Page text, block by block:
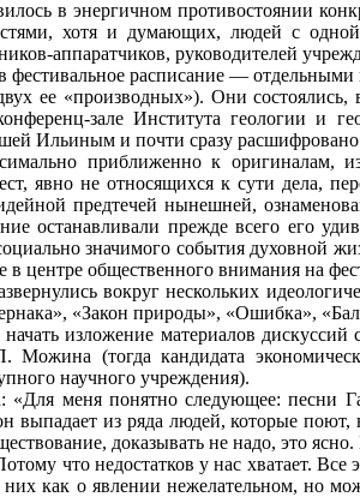
в энергичном противостоянии
хотя и думающих, людей с
аппаратчиков, руководителей
расписание —
ее «производных»). Они
зале Института геологии и
Ильиным и почти сразу
приближенно к оригиналам,
явно не относящихся к сути дела,
предтечей нынешней,
останавливали прежде всего его
значимого события духовной
в центре общественного внимания на
вокруг нескольких
«Закон природы», «Ошибка»,
изложение материалов дискуссий
(тогда кандидата
научного учреждения).
меня понятно следующее: песни
выпадает из ряда людей, которые
доказывать не надо, это
что недостатков у нас хватает.
как о явлении нежелательном, но